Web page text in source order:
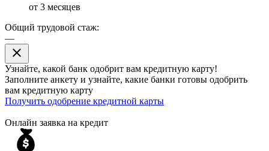
от 3 месяцев
Общий трудовой стаж:
—
close
Узнайте, какой банк одобрит вам кредитную карту!
Заполните анкету и узнайте, какие банки готовы одобрить
вам кредитную карту
Получить одобрение кредитной карты
Онлайн заявка на кредит